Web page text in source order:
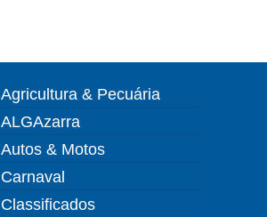
Agricultura & Pecuária
ALGAzarra
Autos & Motos
Carnaval
Classificados